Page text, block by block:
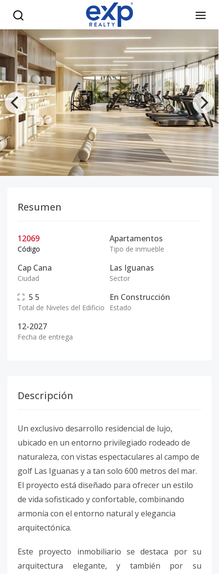
Resumen
12069
Código
Apartamentos
Tipo de inmueble
Cap Cana
Ciudad
Las Iguanas
Sector
5 5
Total de Niveles del Edificio
En Construcción
Estado
12-2027
Fecha de entrega
Descripción
Un exclusivo desarrollo residencial de lujo,
ubicado en un entorno privilegiado rodeado de
naturaleza, con vistas espectaculares al campo de
golf Las Iguanas y a tan solo 600 metros del mar.
El proyecto está diseñado para ofrecer un estilo
de vida sofisticado y confortable, combinando
armonía con el entorno natural y elegancia
arquitectónica.
Este proyecto inmobiliario se destaca por su
arquitectura elegante, y también por su
Venta de apartamentos de lujo de 1, 2 y 3 habitaciones en